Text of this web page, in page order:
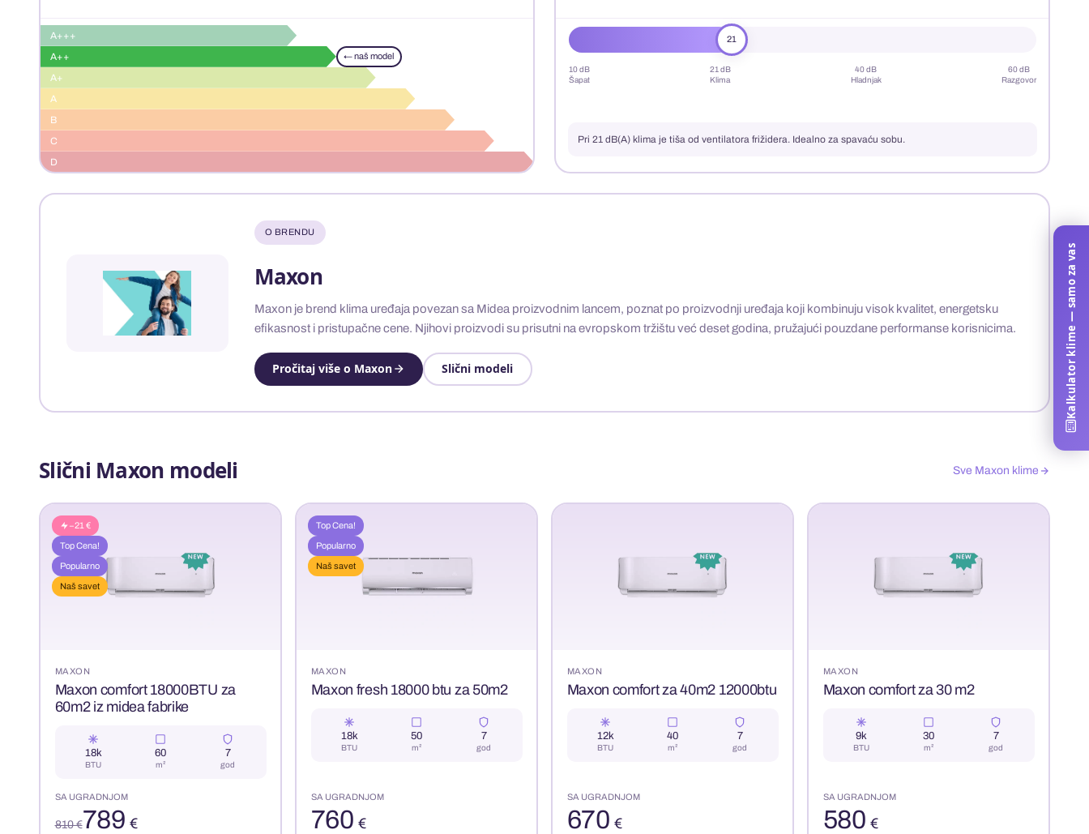
Kalkulator klime — samo za vas
A+++
A++
← naš model
A+
A
B
C
D
21
10 dB
Šapat
21 dB
Klima
40 dB
Hladnjak
60 dB
Razgovor
Pri 21 dB(A) klima je tiša od ventilatora frižidera. Idealno za spavaću sobu.
O BRENDU
Maxon
Maxon je brend klima uređaja povezan sa Midea proizvodnim lancem, poznat po proizvodnji uređaja koji kombinuju visok kvalitet, energetsku
efikasnost i pristupačne cene. Njihovi proizvodi su prisutni na evropskom tržištu već deset godina, pružajući pouzdane performanse korisnicima.
Pročitaj više o Maxon Slični modeli
Slični Maxon modeli Sve Maxon klime
−21 €
Top Cena!
Popularno
Naš savet
MAXON
Maxon comfort 18000BTU za
60m2 iz midea fabrike
18k
BTU
60
m²
7
god
SA UGRADNJOM
810 €789 €
Top Cena!
Popularno
Naš savet
MAXON
Maxon fresh 18000 btu za 50m2
18k
BTU
50
m²
7
god
SA UGRADNJOM
760 €
MAXON
Maxon comfort za 40m2 12000btu
12k
BTU
40
m²
7
god
SA UGRADNJOM
670 €
MAXON
Maxon comfort za 30 m2
9k
BTU
30
m²
7
god
SA UGRADNJOM
580 €